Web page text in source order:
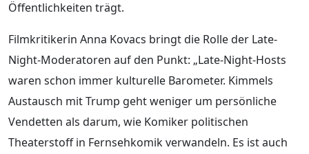
Öffentlichkeiten trägt.
Filmkritikerin Anna Kovacs bringt die Rolle der Late-
Night-Moderatoren auf den Punkt: „Late-Night-Hosts
waren schon immer kulturelle Barometer. Kimmels
Austausch mit Trump geht weniger um persönliche
Vendetten als darum, wie Komiker politischen
Theaterstoff in Fernsehkomik verwandeln. Es ist auch